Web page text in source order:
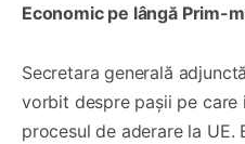
Economic pe lângă Prim-
Secretara generală
vorbit despre pașii pe
procesul de aderare la